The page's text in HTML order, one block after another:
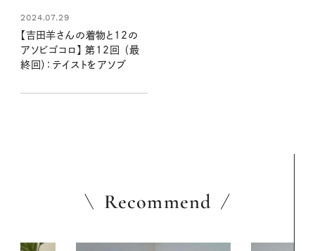
2024.07.29
【吉田羊さんの着物と12の
アソビゴコロ】 第12回 （最
終回）：テイストをアソブ
Recommend